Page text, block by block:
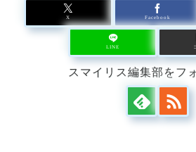
X Facebook
LINE
スマイリス編集部をフ